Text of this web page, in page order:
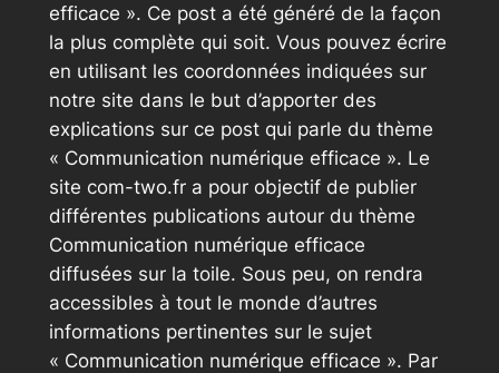
efficace ». Ce post a été généré de la façon
la plus complète qui soit. Vous pouvez écrire
en utilisant les coordonnées indiquées sur
notre site dans le but d’apporter des
explications sur ce post qui parle du thème
« Communication numérique efficace ». Le
site com-two.fr a pour objectif de publier
différentes publications autour du thème
Communication numérique efficace
diffusées sur la toile. Sous peu, on rendra
accessibles à tout le monde d’autres
informations pertinentes sur le sujet
« Communication numérique efficace ». Par